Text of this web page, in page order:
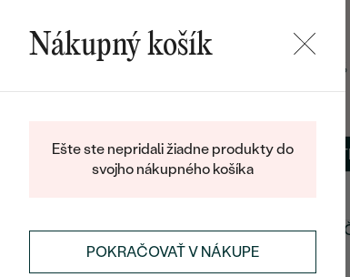
LETNÝ BLACK FRIDAY: −25
BLOGŠPERKY NA MIERU DOHODNÚŤ
SVADOBNÉ OBRÚČKYETERNITYSVADOBNÉ
Nákupný košík
Ešte ste nepridali žiadne produkty do
svojho nákupného košíka
POKRAČOVAŤ V NÁKUPE